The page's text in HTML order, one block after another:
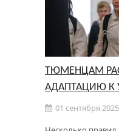
ТЮМЕНЦАМ
АДАПТАЦИЮ К
01 сентября 2025